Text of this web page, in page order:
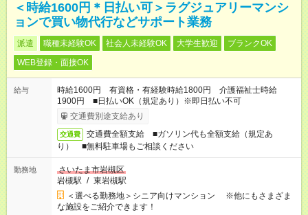
＜時給1600円＊日払い可＞ラグジュアリーマンシ
ョンで買い物代行などサポート業務
派遣 職種未経験OK 社会人未経験OK 大学生歓迎
ブランクOK
WEB登録・面接OK
給与
時給1600円 有資格・有経験時給1800円 介護福祉士時給
1900円 ■日払いOK（規定あり）※即日払い不可
交通費別途支給あり
交通費
交通費全額支給 ■ガソリン代も全額支給（規定あ
り） ■無料駐車場もご相談ください
勤務地
さいたま市岩槻区
岩槻駅 / 東岩槻駅
＜選べる勤務地＞シニア向けマンション ※他にもさまざま
な施設をご紹介できます！